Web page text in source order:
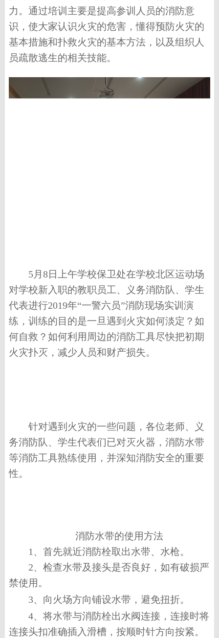
力。通过培训主要是提高参训人员的消防意
识，使大家认识火灾的危害，懂得预防火灾的
基本措施和扑救火灾的基本方法，以及组织人
员疏散逃生的相关技能。
5月 8日上午学校保卫处在学校北区运动场
对学校新入职的教职员工、义务消防队、学生
代表进行2019年“一警六员”消防现场实训演
练，训练的目的是一旦遇到火灾如何淡定？如
何自救？如何利用周边的消防工具尽快把初期
火灾扑灭，减少人员和财产损失。
针对遇到火灾的一些问题，各位老师、义
务消防队、学生代表们已对灭火器，消防水带
等消防工具熟练使用，并深知消防安全的重要
性。
消防水带的使用方法
1、 首先就近消防栓取出水带、水枪。
2、 检查水带及接头是否良好，如有破损严
禁使用。
3、 向火场方向铺设水带，避免扭折。
4、 将水带与消防栓出水阀连接，连接时将
连接头扣准确插入滑槽，按顺时针方向按紧。